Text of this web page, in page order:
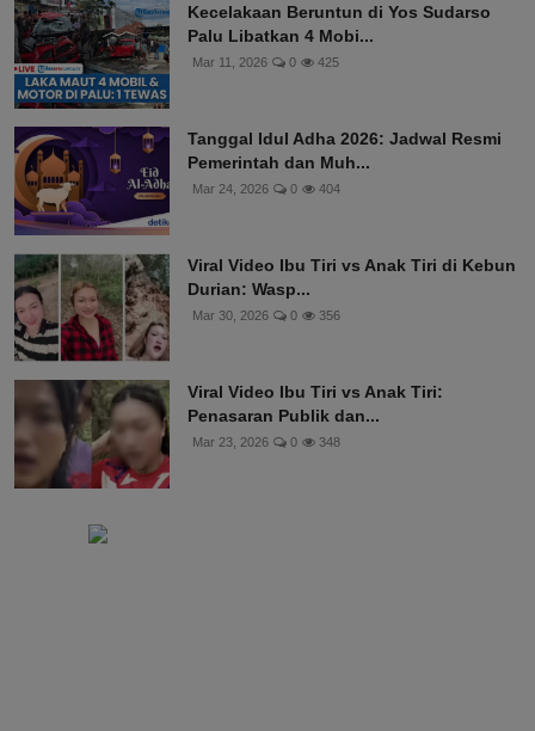
Kecelakaan Beruntun di Yos Sudarso
Palu Libatkan 4 Mobi...
Mar 11, 2026 0 425
Tanggal Idul Adha 2026: Jadwal Resmi
Pemerintah dan Muh...
Mar 24, 2026 0 404
Viral Video Ibu Tiri vs Anak Tiri di Kebun
Durian: Wasp...
Mar 30, 2026 0 356
Viral Video Ibu Tiri vs Anak Tiri:
Penasaran Publik dan...
Mar 23, 2026 0 348